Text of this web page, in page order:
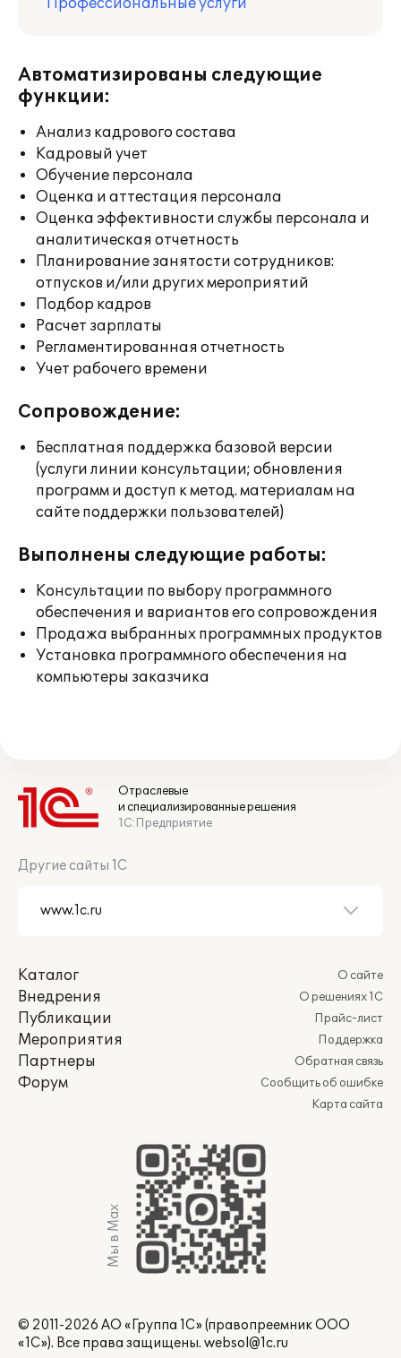
Профессиональные услуги
Автоматизированы следующие
функции:
Анализ кадрового состава
Кадровый учет
Обучение персонала
Оценка и аттестация персонала
Оценка эффективности службы персонала и
аналитическая отчетность
Планирование занятости сотрудников:
отпусков и/или других мероприятий
Подбор кадров
Расчет зарплаты
Регламентированная отчетность
Учет рабочего времени
Сопровождение:
Бесплатная поддержка базовой версии
(услуги линии консультации; обновления
программ и доступ к метод. материалам на
сайте поддержки пользователей)
Выполнены следующие работы:
Консультации по выбору программного
обеспечения и вариантов его сопровождения
Продажа выбранных программных продуктов
Установка программного обеспечения на
компьютеры заказчика
Отраслевые
и специализированные решения
1С:Предприятие
Другие сайты 1С
Каталог
Внедрения
Публикации
Мероприятия
Партнеры
Форум
О сайте
О решениях 1С
Прайс-лист
Поддержка
Обратная связь
Сообщить об ошибке
Карта сайта
Мы в Max
© 2011-2026 АО «Группа 1С» (правопреемник ООО
«1С»). Все права защищены. websol@1c.ru